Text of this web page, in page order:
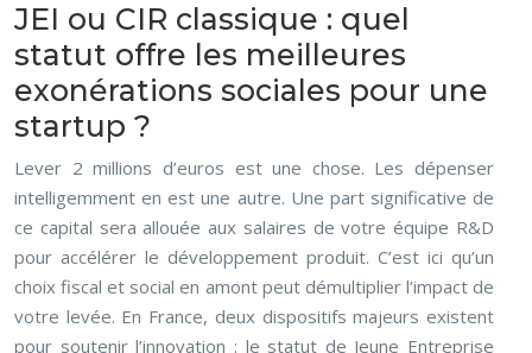
JEI ou CIR classique : quel
statut offre les meilleures
exonérations sociales pour une
startup ?
Lever 2 millions d’euros est une chose. Les dépenser
intelligemment en est une autre. Une part significative de
ce capital sera allouée aux salaires de votre équipe R&D
pour accélérer le développement produit. C’est ici qu’un
choix fiscal et social en amont peut démultiplier l’impact de
votre levée. En France, deux dispositifs majeurs existent
pour soutenir l’innovation : le statut de Jeune Entreprise